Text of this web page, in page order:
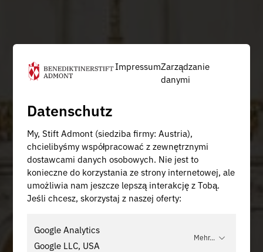
ImpressumZarządzanie
danymi
Datenschutz
My, Stift Admont (siedziba firmy: Austria),
chcielibyśmy współpracować z zewnętrznymi
dostawcami danych osobowych. Nie jest to
konieczne do korzystania ze strony internetowej, ale
umożliwia nam jeszcze lepszą interakcję z Tobą.
Jeśli chcesz, skorzystaj z naszej oferty:
Google Analytics
Google LLC, USA
Mehr...